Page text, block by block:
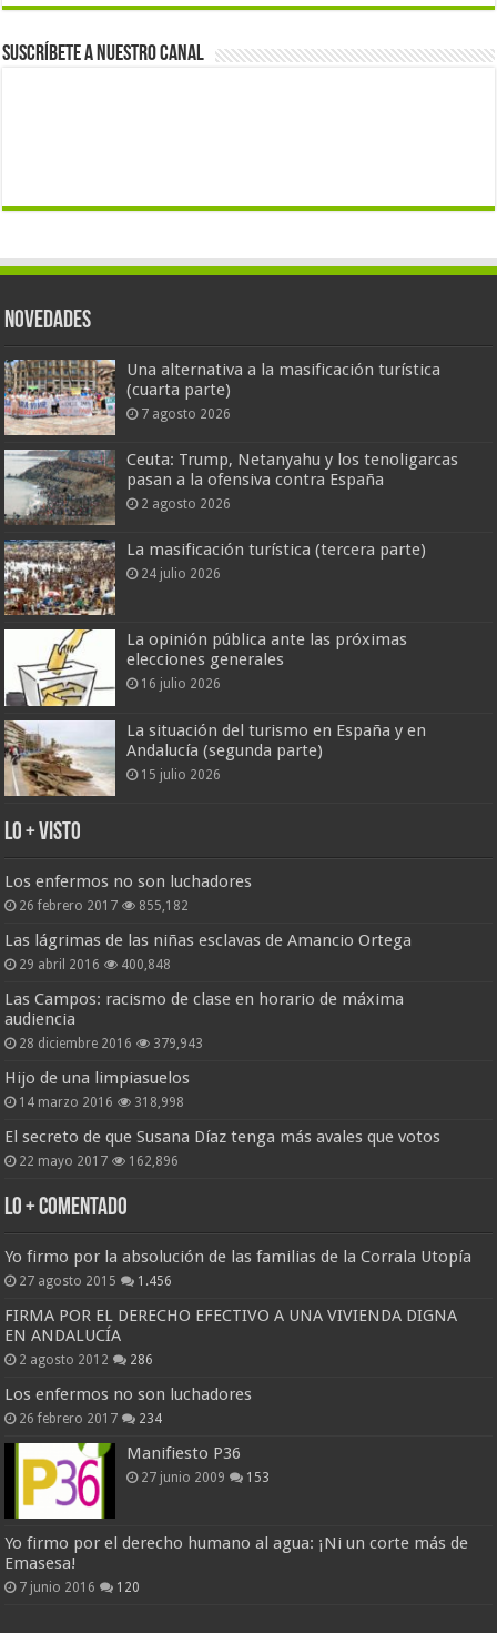
Suscríbete a nuestro canal
Novedades
Una alternativa a la masificación turística
(cuarta parte)
7 agosto 2026
Ceuta: Trump, Netanyahu y los tenoligarcas
pasan a la ofensiva contra España
2 agosto 2026
La masificación turística (tercera parte)
24 julio 2026
La opinión pública ante las próximas
elecciones generales
16 julio 2026
La situación del turismo en España y en
Andalucía (segunda parte)
15 julio 2026
Lo + Visto
Los enfermos no son luchadores
26 febrero 2017 855,182
Las lágrimas de las niñas esclavas de Amancio Ortega
29 abril 2016 400,848
Las Campos: racismo de clase en horario de máxima
audiencia
28 diciembre 2016 379,943
Hijo de una limpiasuelos
14 marzo 2016 318,998
El secreto de que Susana Díaz tenga más avales que votos
22 mayo 2017 162,896
Lo + Comentado
Yo firmo por la absolución de las familias de la Corrala Utopía
27 agosto 2015 1.456
FIRMA POR EL DERECHO EFECTIVO A UNA VIVIENDA DIGNA
EN ANDALUCÍA
2 agosto 2012 286
Los enfermos no son luchadores
26 febrero 2017 234
Manifiesto P36
27 junio 2009 153
Yo firmo por el derecho humano al agua: ¡Ni un corte más de
Emasesa!
7 junio 2016 120